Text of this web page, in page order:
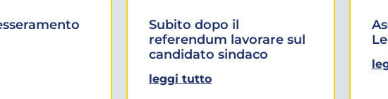
Subito dopo il
referendum lavorare sul
candidato sindaco
leggi tutto